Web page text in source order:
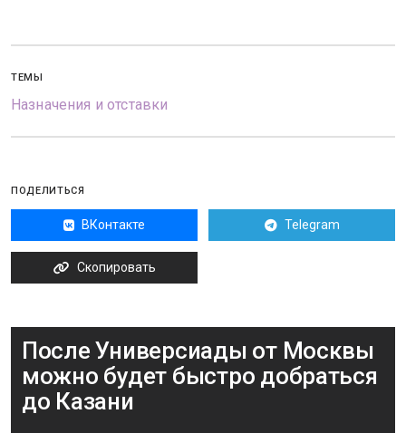
ТЕМЫ
Назначения и отставки
ПОДЕЛИТЬСЯ
ВКонтакте Telegram
Скопировать
После Универсиады от Москвы
можно будет быстро добраться
до Казани